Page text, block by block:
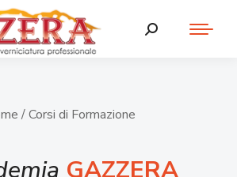
/ Corsi di Formazione
GAZZERA